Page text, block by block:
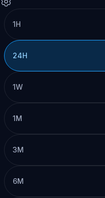
1H
24H
1W
1M
3M
6M